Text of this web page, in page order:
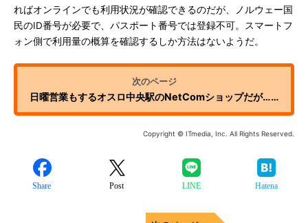
ればオンラインでも利用状況が確認できるのだが、ノルウェー国
民のID番号が必要で、パスポート番号では登録不可。スマートフ
ォン側で利用量の概算を確認するしか方法はないようだ。
日曜営業もするオスロ中央駅のNetComショップだが……
Copyright © ITmedia, Inc. All Rights Reserved.
Share Post LINE Hatena